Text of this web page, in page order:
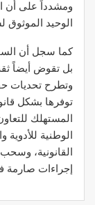
ومشدداً على أن
الوحيد الموثوق
كما سجل أن
بل تقوض أيضاً
وتطرح تحديات
توفرها بشكل
المستهلك
الوطنية
القانونية،
إجراءات صارمة